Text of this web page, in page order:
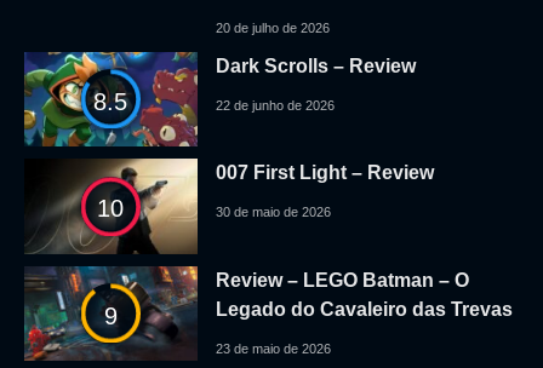
20 de julho de 2026
8.5
Dark Scrolls – Review
22 de junho de 2026
10
007 First Light – Review
30 de maio de 2026
9
Review – LEGO Batman – O
Legado do Cavaleiro das Trevas
23 de maio de 2026